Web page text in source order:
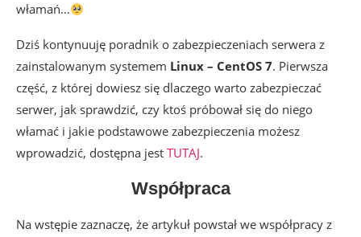
włamań…
Dziś kontynuuję poradnik o zabezpieczeniach serwera z
zainstalowanym systemem Linux – CentOS 7. Pierwsza
część, z której dowiesz się dlaczego warto zabezpieczać
serwer, jak sprawdzić, czy ktoś próbował się do niego
włamać i jakie podstawowe zabezpieczenia możesz
wprowadzić, dostępna jest TUTAJ.
Współpraca
Na wstępie zaznaczę, że artykuł powstał we współpracy z